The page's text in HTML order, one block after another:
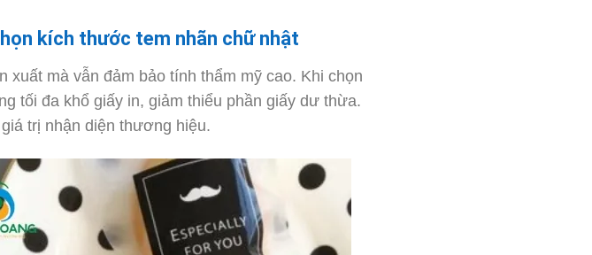
kích thước tem nhãn chữ nhật
xuất mà vẫn đảm bảo tính thẩm mỹ cao. Khi chọn
tối đa khổ giấy in, giảm thiểu phần giấy dư thừa.
trị nhận diện thương hiệu.